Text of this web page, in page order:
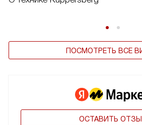
ПОСМОТРЕТЬ ВСЕ
ОСТАВИТЬ